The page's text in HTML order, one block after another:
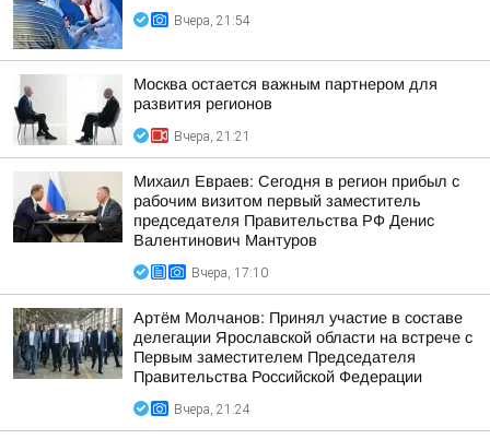
Вчера, 21:54
Москва остается важным партнером для
развития регионов
Вчера, 21:21
Михаил Евраев: Сегодня в регион прибыл с
рабочим визитом первый заместитель
председателя Правительства РФ Денис
Валентинович Мантуров
Вчера, 17:10
Артём Молчанов: Принял участие в составе
делегации Ярославской области на встрече с
Первым заместителем Председателя
Правительства Российской Федерации
Вчера, 21:24